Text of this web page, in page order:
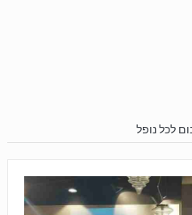
לכל נופל